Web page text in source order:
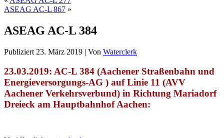
ASEAG AC-L 867 »
ASEAG AC-L 384
Publiziert 23. März 2019 | Von Waterclerk
23.03.2019: AC-L 384 (Aachener Straßenbahn und
Energieversorgungs-AG ) auf Linie 11 (AVV
Aachener Verkehrsverbund) in Richtung Mariadorf
Dreieck am Hauptbahnhof Aachen: